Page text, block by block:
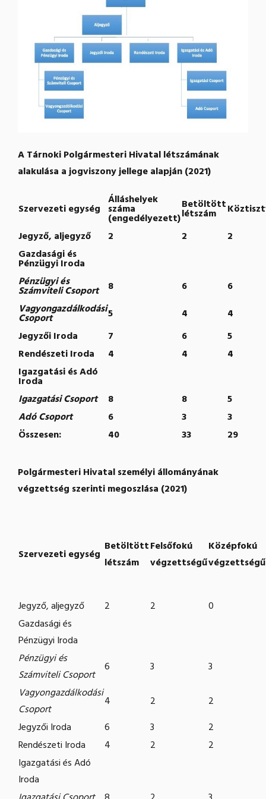
A Tárnoki Polgármesteri Hivatal létszámának
alakulása a jogviszony jellege alapján (2021)
Szervezeti egység
Álláshelyek
száma
(engedélyezett)
Betöltött
létszám
Jegyző, aljegyző
2 2
2
Gazdasági és
Pénzügyi Iroda
Pénzügyi és
Számviteli Csoport 8 6
6
Vagyongazdálkodási
Csoport 5 4
4
Jegyzői Iroda
7 6
5
Rendészeti Iroda
4 4
4
Igazgatási és Adó
Iroda
Igazgatási Csoport
8 8
5
Adó Csoport
6 3
3
Összesen:
40 33 29
Polgármesteri Hivatal személyi állományának
végzettség szerinti megoszlása (2021)
Szervezeti egység
Betöltött
létszám
Felsőfokú
végzettségű
Középfokú
végzettségű
Jegyző, aljegyző 2 2
0
Gazdasági és
Pénzügyi Iroda
Pénzügyi és
Számviteli Csoport
6 3
3
Vagyongazdálkodási
Csoport
4 2
2
Jegyzői Iroda
6 3
2
Rendészeti Iroda
4 2
2
Igazgatási és Adó
Iroda